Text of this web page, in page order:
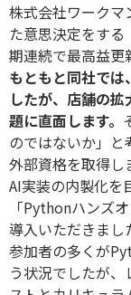
株式会社ワークマ
た意思決定をす
期連続で最高益更
もともと同社で
したが、店舗の
題に直面します。
のではないか」
外部資格を取得し
AI実装の内製化を
「Pythonハンズ
導入いただきまし
参加者の多くが
う状況でしたが